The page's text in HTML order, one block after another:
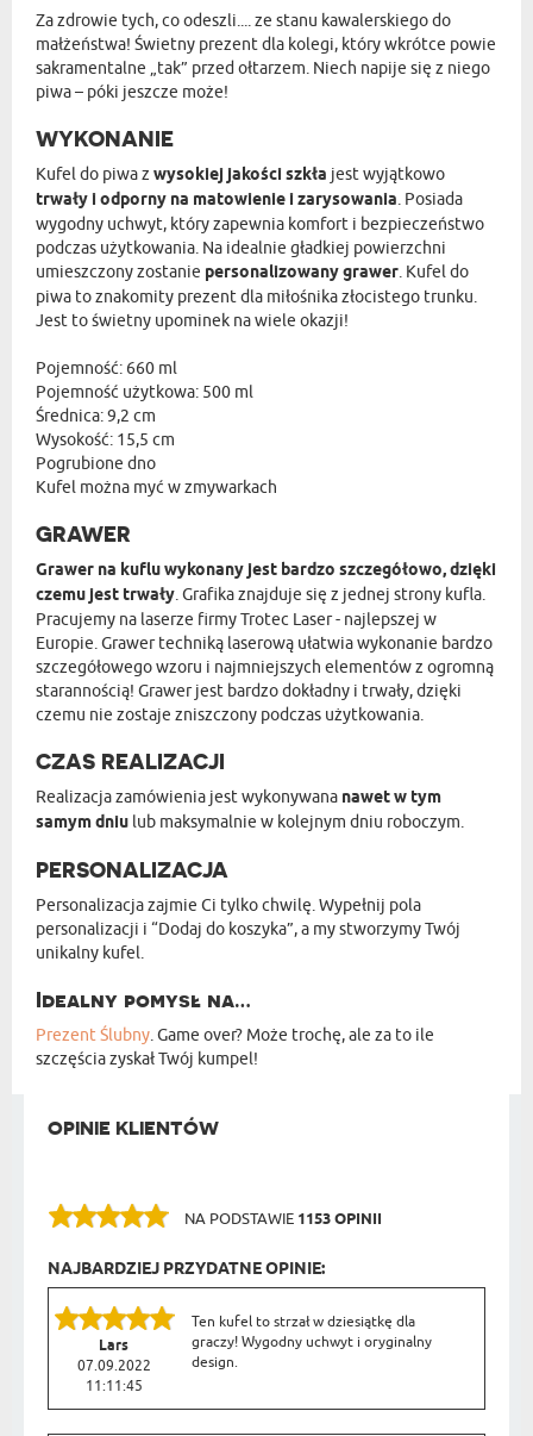
Za zdrowie tych, co odeszli.... ze stanu kawalerskiego do
małżeństwa! Świetny prezent dla kolegi, który wkrótce powie
sakramentalne „tak” przed ołtarzem. Niech napije się z niego
piwa – póki jeszcze może!
WYKONANIE
Kufel do piwa z wysokiej jakości szkła jest wyjątkowo
trwały i odporny na matowienie i zarysowania . Posiada
wygodny uchwyt, który zapewnia komfort i bezpieczeństwo
podczas użytkowania. Na idealnie gładkiej powierzchni
umieszczony zostanie personalizowany grawer . Kufel do
piwa to znakomity prezent dla miłośnika złocistego trunku.
Jest to świetny upominek na wiele okazji!
Pojemność: 660 ml
Pojemność użytkowa: 500 ml
Średnica: 9,2 cm
Wysokość: 15,5 cm
Pogrubione dno
Kufel można myć w zmywarkach
GRAWER
Grawer na kuflu wykonany jest bardzo szczegółowo, dzięki
czemu jest trwały . Grafika znajduje się z jednej strony kufla.
Pracujemy na laserze firmy Trotec Laser - najlepszej w
Europie. Grawer techniką laserową ułatwia wykonanie bardzo
szczegółowego wzoru i najmniejszych elementów z ogromną
starannością! Grawer jest bardzo dokładny i trwały, dzięki
czemu nie zostaje zniszczony podczas użytkowania.
CZAS REALIZACJI
Realizacja zamówienia jest wykonywana nawet w tym
samym dniu lub maksymalnie w kolejnym dniu roboczym.
PERSONALIZACJA
Personalizacja zajmie Ci tylko chwilę. Wypełnij pola
personalizacji i “Dodaj do koszyka”, a my stworzymy Twój
unikalny kufel.
Idealny pomysł na…
Prezent Ślubny . Game over? Może trochę, ale za to ile
szczęścia zyskał Twój kumpel!
OPINIE KLIENTÓW
NA PODSTAWIE 1153 OPINII
NAJBARDZIEJ PRZYDATNE OPINIE:
Lars
07.09.2022
11:11:45
Ten kufel to strzał w dziesiątkę dla
graczy! Wygodny uchwyt i oryginalny
design.